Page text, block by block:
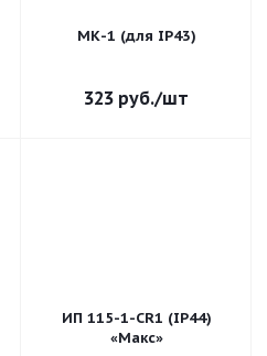
МК-1 (для IP43)
323 руб./шт
ИП 115-1-CR1 (IP44)
«Макс»